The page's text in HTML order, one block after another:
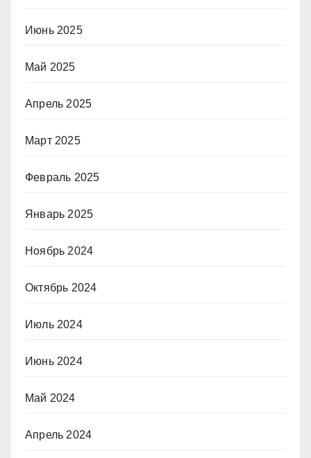
Июнь 2025
Май 2025
Апрель 2025
Март 2025
Февраль 2025
Январь 2025
Ноябрь 2024
Октябрь 2024
Июль 2024
Июнь 2024
Май 2024
Апрель 2024